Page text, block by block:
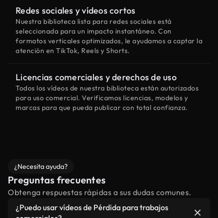
Redes sociales y vídeos cortos
Nuestra biblioteca lista para redes sociales está
seleccionada para un impacto instantáneo. Con
formatos verticales optimizados, le ayudamos a captar la
atención en TikTok, Reels y Shorts.
Licencias comerciales y derechos de uso
Todos los vídeos de nuestra biblioteca están autorizados
para uso comercial. Verificamos licencias, modelos y
marcas para que pueda publicar con total confianza.
¿Necesita ayuda?
Preguntas frecuentes
Obtenga respuestas rápidas a sus dudas comunes.
¿Puedo usar vídeos de Pérdida para trabajos